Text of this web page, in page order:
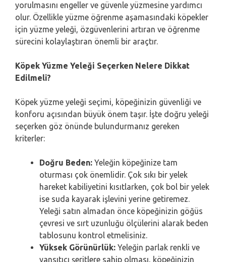
yorulmasını engeller ve güvenle yüzmesine yardımcı
olur. Özellikle yüzme öğrenme aşamasındaki köpekler
için yüzme yeleği, özgüvenlerini artıran ve öğrenme
sürecini kolaylaştıran önemli bir araçtır.
Köpek Yüzme Yeleği Seçerken Nelere Dikkat
Edilmeli?
Köpek yüzme yeleği seçimi, köpeğinizin güvenliği ve
konforu açısından büyük önem taşır. İşte doğru yeleği
seçerken göz önünde bulundurmanız gereken
kriterler:
Doğru Beden: Yeleğin köpeğinize tam
oturması çok önemlidir. Çok sıkı bir yelek
hareket kabiliyetini kısıtlarken, çok bol bir yelek
ise suda kayarak işlevini yerine getiremez.
Yeleği satın almadan önce köpeğinizin göğüs
çevresi ve sırt uzunluğu ölçülerini alarak beden
tablosunu kontrol etmelisiniz.
Yüksek Görünürlük: Yeleğin parlak renkli ve
yansıtıcı şeritlere sahip olması, köpeğinizin